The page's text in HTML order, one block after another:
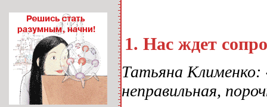
1. Нас ждет
Татьяна Клименко:
неправильная,